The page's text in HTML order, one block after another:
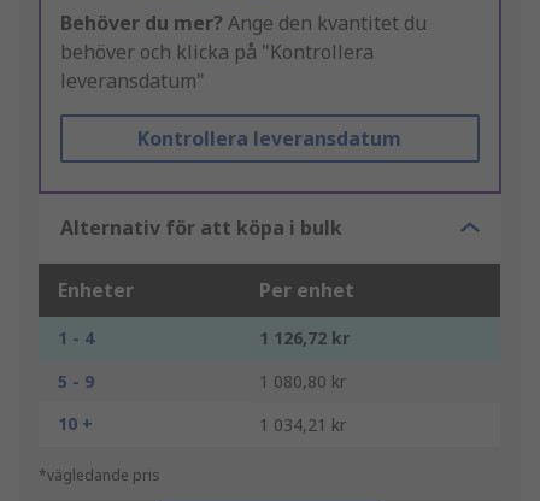
Behöver du mer? Ange den kvantitet du
behöver och klicka på "Kontrollera
leveransdatum"
Kontrollera leveransdatum
Alternativ för att köpa i bulk
Enheter Per enhet
1 - 4
1 126,72 kr
5 - 9
1 080,80 kr
10 +
1 034,21 kr
*vägledande pris